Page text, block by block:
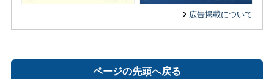
広告掲載について
ページの先頭へ戻る